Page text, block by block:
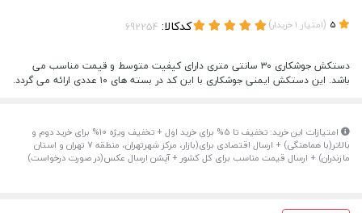
(امتیاز 1خریدار) کدکالا:
دستکش جوشکاری ۳۰ سانتی متری دارای کیفیت متوسط و قیمت مناسب می
باشد. این دستکش ایمنی جوشکاری با این کد در بسته های ۱۰ عددی ارائه می گردد.
امتیازات این خرید: تخفیف تا 5% برای خرید اول + تخفیف ویژه 10% برای خرید دوم و
بالاتر(با هماهنگی) + ارسال اقتصادی برای(بازار، مرکز شهرتهران، منطقه 7 تهران و استان
مازندران) + ارسال قیمت مناسب برای کل کشور + آپشن ارسال عکس(در صورت درخواست)